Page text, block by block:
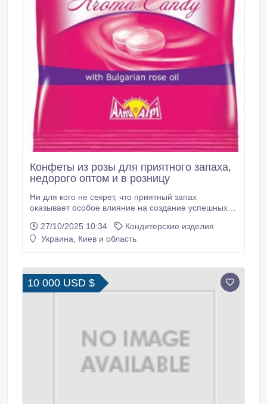
Конфеты из розы для приятного запаха,
недорого оптом и в розницу
Ни для кого не секрет, что приятный запах
оказывает особое влияние на создание успешных
наоборот, неприятный запах может стать залогом их
разрыва. Масло розы с давних времен используется
попадания в организм выделяется через поры.
27/10/2025 10:34
Кондитерские изделия
Украина, Киев и область
10 000 USD $